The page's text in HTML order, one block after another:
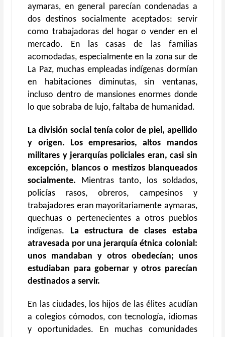
aymaras, en general parecían condenadas a
dos destinos socialmente aceptados: servir
como trabajadoras del hogar o vender en el
mercado. En las casas de las familias
acomodadas, especialmente en la zona sur de
La Paz, muchas empleadas indígenas dormían
en habitaciones diminutas, sin ventanas,
incluso dentro de mansiones enormes donde
lo que sobraba de lujo, faltaba de humanidad.
La división social tenía color de piel, apellido
y origen.
Los empresarios, altos mandos
militares y jerarquías policiales eran, casi sin
excepción, blancos o mestizos blanqueados
socialmente. Mientras tanto, los soldados,
policías rasos, obreros, campesinos y
trabajadores eran mayoritariamente aymaras,
quechuas o pertenecientes a otros pueblos
indígenas. La estructura de clases estaba
atravesada por una jerarquía étnica colonial:
unos mandaban y otros obedecían; unos
estudiaban para gobernar y otros parecían
destinados a servir.
En las ciudades, los hijos de las élites acudían
a colegios cómodos, con tecnología, idiomas
y oportunidades. En muchas comunidades